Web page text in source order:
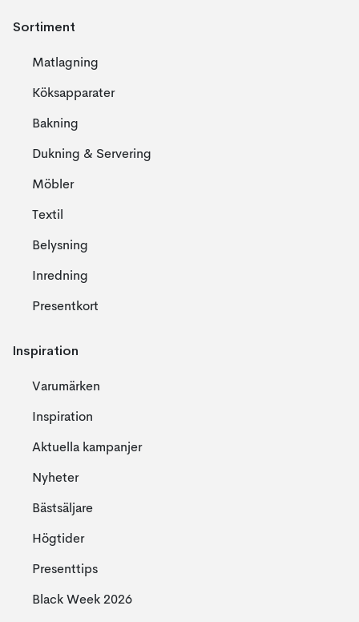
Sortiment
Matlagning
Köksapparater
Bakning
Dukning & Servering
Möbler
Textil
Belysning
Inredning
Presentkort
Inspiration
Varumärken
Inspiration
Aktuella kampanjer
Nyheter
Bästsäljare
Högtider
Presenttips
Black Week 2026